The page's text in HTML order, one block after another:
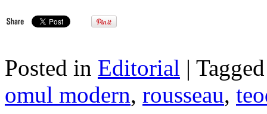
Posted in Editorial |
omul modern, rousseau,